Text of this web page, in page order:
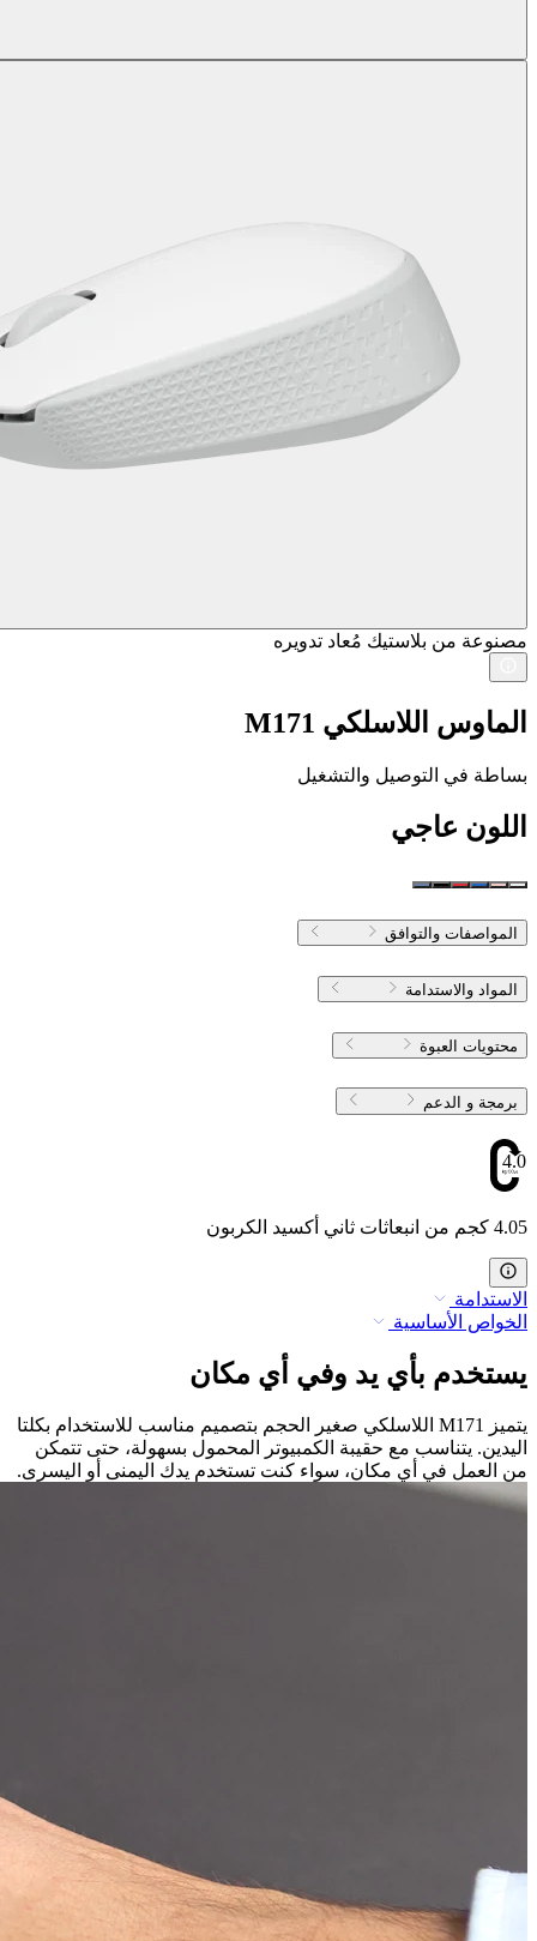
مصنوعة من بلاستيك مُعاد تدويره
الماوس اللاسلكي M171
بساطة في التوصيل والتشغيل
اللون عاجي
المواصفات والتوافق
المواد والاستدامة
محتويات العبوة
برمجة و الدعم
4.05
4.05 كجم من انبعاثات ثاني أكسيد الكربون
الاستدامة
الخواص الأساسية
يستخدم بأي يد وفي أي مكان
يتميز M171 اللاسلكي صغير الحجم بتصميم مناسب للاستخدام بكلتا
اليدين. يتناسب مع حقيبة الكمبيوتر المحمول بسهولة، حتى تتمكن
من العمل في أي مكان، سواء كنت تستخدم يدك اليمنى أو اليسرى.